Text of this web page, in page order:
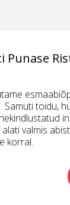
Punase
Samuti toidu,
valmis
korral.